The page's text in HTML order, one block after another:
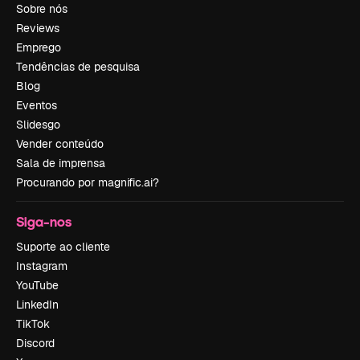
Sobre nós
Reviews
Emprego
Tendências de pesquisa
Blog
Eventos
Slidesgo
Vender conteúdo
Sala de imprensa
Procurando por magnific.ai?
Siga-nos
Suporte ao cliente
Instagram
YouTube
LinkedIn
TikTok
Discord